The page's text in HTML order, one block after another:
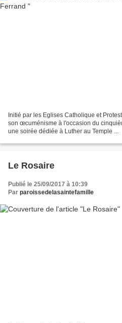
Initié par les Eglises Catholique et
son œcuménisme à l'occasion du
une soirée dédiée à Luther au Temple ...
Le Rosaire
Publié le 25/09/2017 à 10:39
Par paroissedelasaintefamille